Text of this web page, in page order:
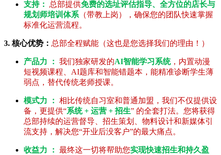
支持： 总部提供免费的选址评估指导、全方位的店长与
规划师培训体系 （带教上岗），确保您的团队快速掌握
标准化运营流程。
3. 核心优势： 总部全程赋能（这也是您选择我们的理由！）
产品力 ： 我们独家研发的AI智能学习系统，内置动漫
短视频课程、AI题库和智能错题本，能精准诊断学生薄
弱点，替代传统老师授课。
模式力 ： 相比传统自习室和普通加盟，我们不仅提供设
备，更提供“系统 + 运营 + 招生” 的全套打法。您将获得
总部持续的运营督导、招生策划、物料设计和新媒体引
流支持，解决您“开业后没客户”的最大痛点。
收益力 ： 最终这一切将帮助您实现快速招生和持久盈